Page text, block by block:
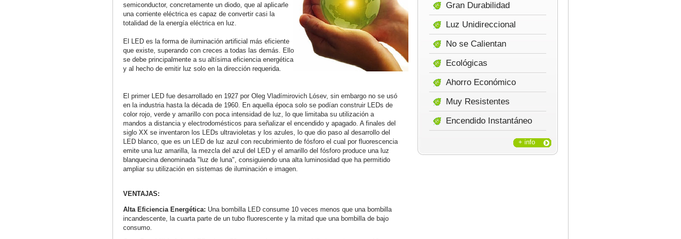
Gran Durabilidad
Luz Unidireccional
No se Calientan
Ecológicas
Ahorro Económico
Muy Resistentes
Encendido Instantáneo
+ info
semiconductor, concretamente un diodo, que al aplicarle
una corriente eléctrica es capaz de convertir casi la
totalidad de la energía eléctrica en luz.
El LED es la forma de iluminación artificial más eficiente
que existe, superando con creces a todas las demás. Ello
se debe principalmente a su altísima eficiencia energética
y al hecho de emitir luz solo en la dirección requerida.
El primer LED fue desarrollado en 1927 por Oleg Vladímirovich Lósev, sin embargo no se usó
en la industria hasta la década de 1960. En aquella época solo se podían construir LEDs de
color rojo, verde y amarillo con poca intensidad de luz, lo que limitaba su utilización a
mandos a distancia y electrodomésticos para señalizar el encendido y apagado. A finales del
siglo XX se inventaron los LEDs ultravioletas y los azules, lo que dio paso al desarrollo del
LED blanco, que es un LED de luz azul con recubrimiento de fósforo el cual por fluorescencia
emite una luz amarilla, la mezcla del azul del LED y el amarillo del fósforo produce una luz
blanquecina denominada "luz de luna", consiguiendo una alta luminosidad que ha permitido
ampliar su utilización en sistemas de iluminación e imagen.
VENTAJAS:
Alta Eficiencia Energética: Una bombilla LED consume 10 veces menos que una bombilla
incandescente, la cuarta parte de un tubo fluorescente y la mitad que una bombilla de bajo
consumo.